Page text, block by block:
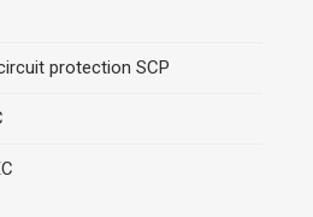
protection SCP